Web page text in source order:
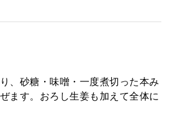
、砂糖・味噌・一度煮切った本み
ます。おろし生姜も加えて全体に